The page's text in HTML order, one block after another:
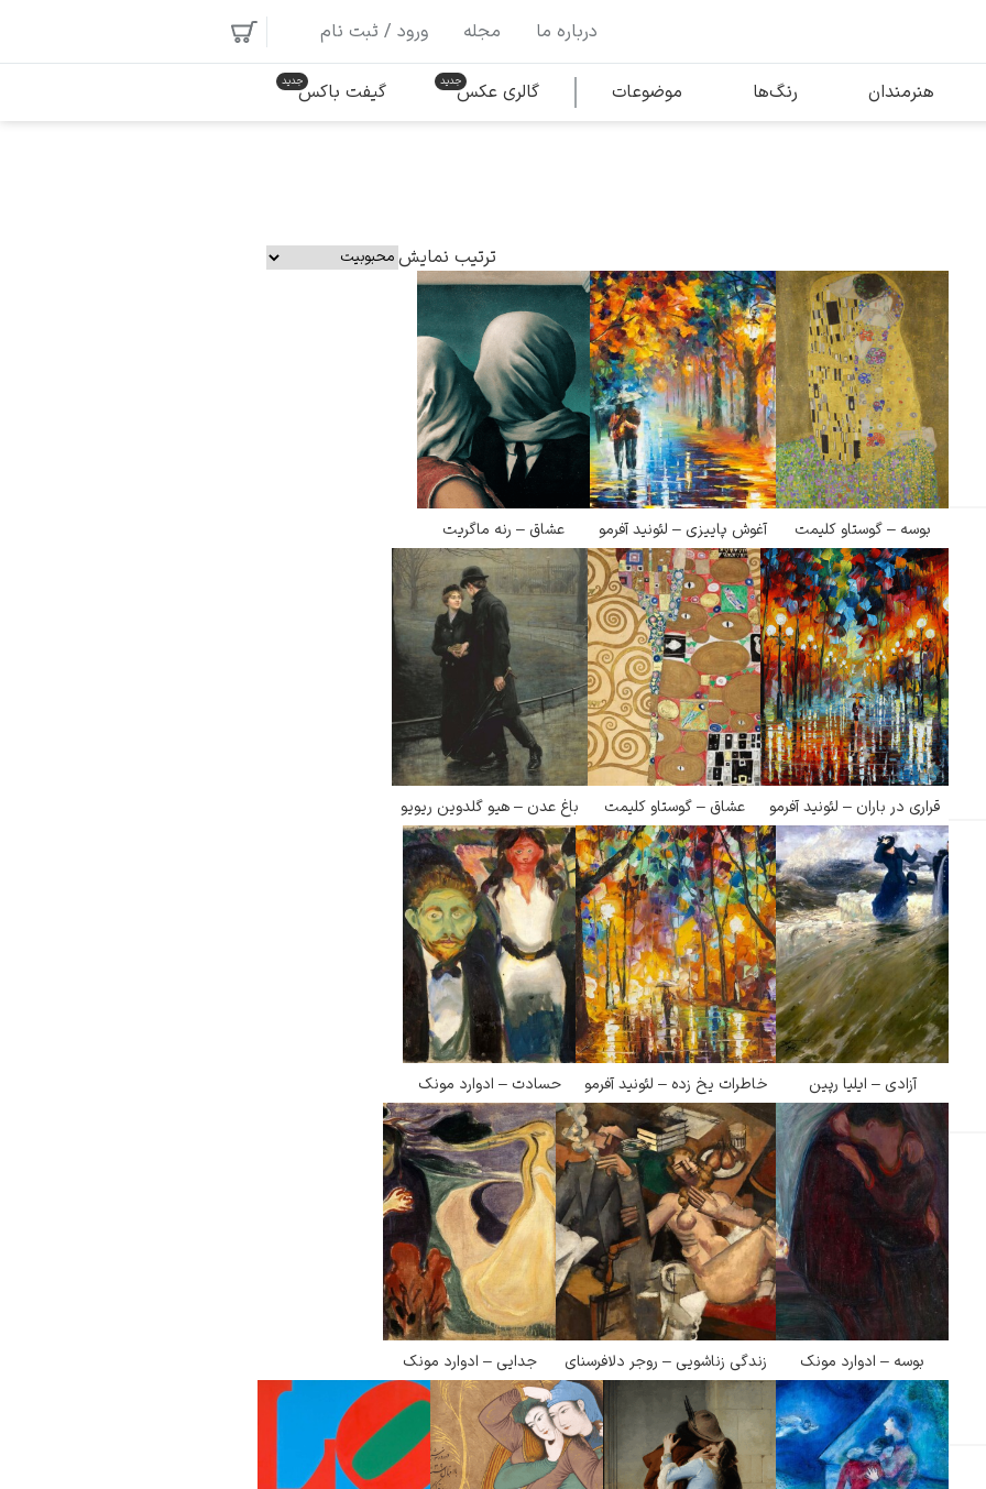
محبوب‌ترین هنرمندان
ونسان ون گوگ
گوستاو کلیمت
ادوارد مونک
کامی پیسارو
ادوارد هاپر
ادگار دگا
لودویگ دویچ
رامبرانت
درباره ما مجله ورود / ثبت نام
هنرمندان رنگ‌ها موضوعات گالری عکس گیفت باکس
ترتیب نمایش
بوسه – گوستاو کلیمت آغوش پاییزی – لئونید آفرمو عشاق – رنه ماگریت
قراری در باران – لئونید آفرمو عشاق – گوستاو کلیمت باغ عدن – هیو گلدوین ریویو
آزادی – ایلیا رپین خاطرات یخ زده – لئونید آفرمو حسادت – ادوارد مونک
بوسه – ادوارد مونک زندگی زناشویی – روجر دلافرسنای جدایی – ادوارد مونک